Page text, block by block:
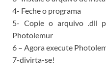
4- Feche o programa
5- Copie o arquivo .dll
Photolemur
6 – Agora execute
7-divirta-se!